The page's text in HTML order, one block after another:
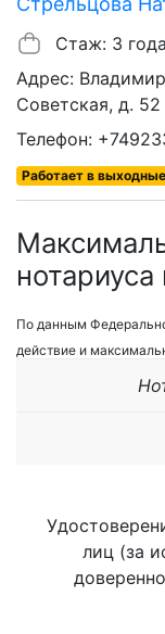
Стаж: 3 года
Адрес:
Советская, д. 52
Телефон:
Работает в выходные
По данным
действие и
лиц (за